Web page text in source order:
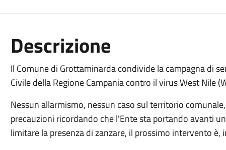
Descrizione
Il Comune di Grottaminarda condivide la campagna di
Civile della Regione Campania contro il virus West Nile
Nessun allarmismo, nessun caso sul territorio
precauzioni ricordando che l'Ente sta portando avanti
limitare la presenza di zanzare, il prossimo intervento